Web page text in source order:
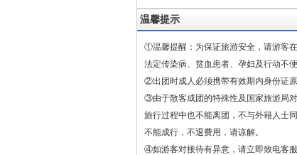
温馨提示
①温馨提醒：为保证旅游安全，请游客
法定传染病、贫血患者、孕妇及行动不
②出团时成人必须携带有效期内身份证
③由于散客成团的特殊性及国家旅游局
旅行过程中也不能离团，不与外籍人士
不能成行，不退费用，请谅解。
④如游客对接待有异意，请立即致电客